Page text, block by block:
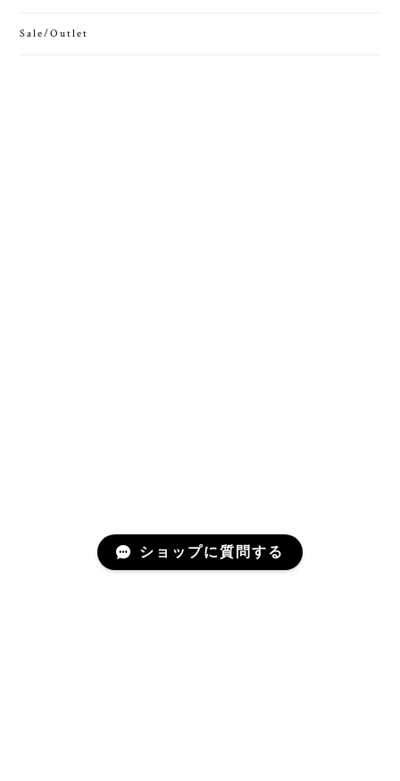
Sale/Outlet
ショップに質問する